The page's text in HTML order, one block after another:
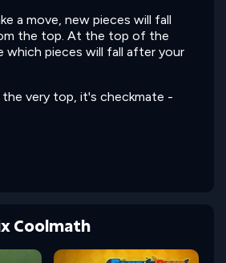
a move, new pieces will fall
the top. At the top of the
which pieces will fall after your
very top, it's checkmate -
Coolmath